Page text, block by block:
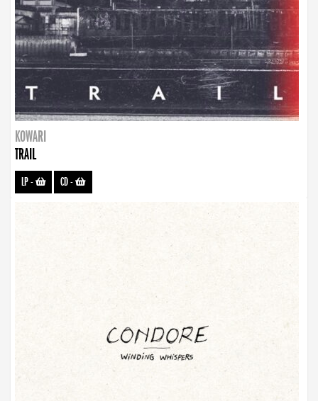
KOWARI
TRAIL
LP- CD-